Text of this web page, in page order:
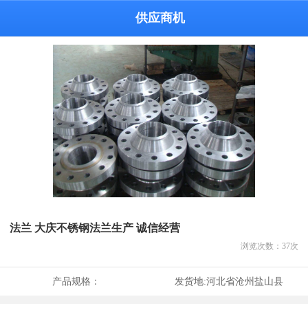
供应商机
法兰 大庆不锈钢法兰生产 诚信经营
浏览次数： 37次
产品规格： 发货地:河北省沧州盐山县